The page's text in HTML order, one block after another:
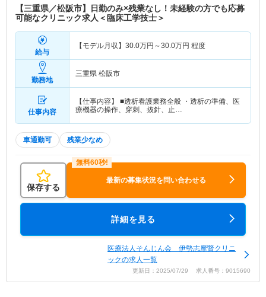
【三重県／松阪市】日勤のみ×残業なし！未経験の方でも応募
可能なクリニック求人＜臨床工学技士＞
給与
【モデル月収】 30.0万円～30.0万円 程度
勤務地
三重県 松阪市
仕事内容
【仕事内容】 ■透析看護業務全般 ・透析の準備、医
療機器の操作、穿刺、抜針、止…
車通勤可 残業少なめ
保存する
最新の募集状況を問い合わせる
詳細を見る
医療法人そんじん会 伊勢志摩腎クリニ
ックの求人一覧
更新日：2025/07/29 求人番号：9015690